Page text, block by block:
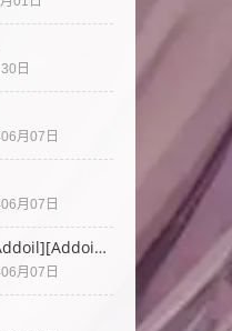
日
月07日
月07日
月07日